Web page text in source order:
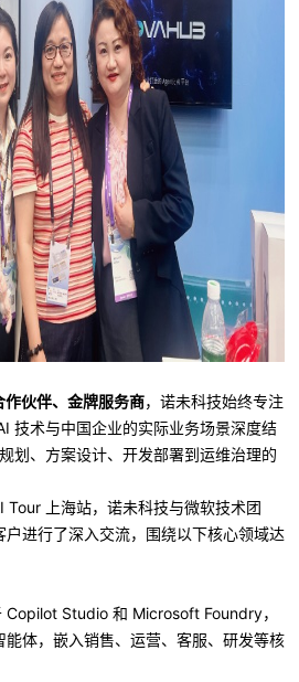
伙伴、金牌服务商，诺未科技始终专注
技术与中国企业的实际业务场景深度结
划、方案设计、开发部署到运维治理的
上海站，诺未科技与微软技术团
户进行了深入交流，围绕以下核心领域达
Copilot Studio 和 Microsoft Foundry，
体，嵌入销售、运营、客服、研发等核